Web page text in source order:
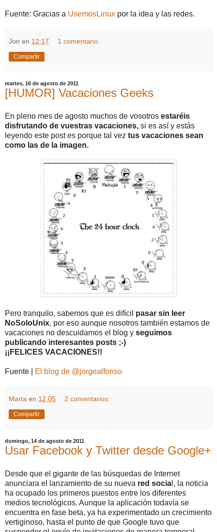
Fuente: Gracias a UsemosLinux por la idea y las redes.
Jon en 12:17 1 comentario:
Compartir
martes, 16 de agosto de 2011
[HUMOR] Vacaciones Geeks
En pleno mes de agosto muchos de vosotros estaréis
disfrutando de vuestras vacaciones, si es así y estás
leyendo este post es porque tal vez tus vacaciones sean
como las de la imagen.
Pero tranquilo, sabemos que es difícil pasar sin leer
NoSoloUnix, por eso aunque nosotros también estamos de
vacaciones no descuidamos el blog y seguimos
publicando interesantes posts ;-)
¡¡FELICES VACACIONES!!
Fuente | El blog de @jorgealfonso
Marta en 12:05 2 comentarios:
Compartir
domingo, 14 de agosto de 2011
Usar Facebook y Twitter desde Google+
Desde que el gigante de las búsquedas de Internet
anunciara el lanzamiento de su nueva red socia l, la noticia
ha ocupado los primeros puestos entre los diferentes
medios tecnológicos. Aunque la aplicación todavía se
encuentra en fase beta, ya ha experimentado un crecimiento
vertiginoso, hasta el punto de que Google tuvo que